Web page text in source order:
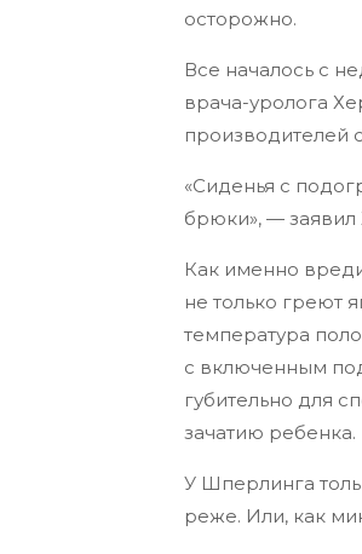
осторожно.
Все началось с
врача-уролога
производителей
«Сиденья с
брюки», —
Как именно
не только греют
температура
с включенным
губительно для
зачатию ребенка.
У Шперлинга
реже. Или, как